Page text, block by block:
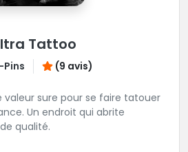
Tattoo
(9 avis)
valeur sure pour se faire tatouer
Un endroit qui abrite
qualité.